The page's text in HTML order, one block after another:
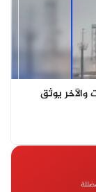
والآخر يوثق